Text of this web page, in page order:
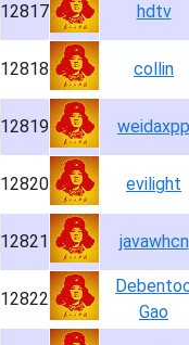
12817 hdtv
12818 collin
12819 weidaxpp
12820 evilight
12821 javawhcn
12822
Gao